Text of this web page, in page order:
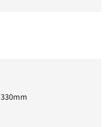
330mm